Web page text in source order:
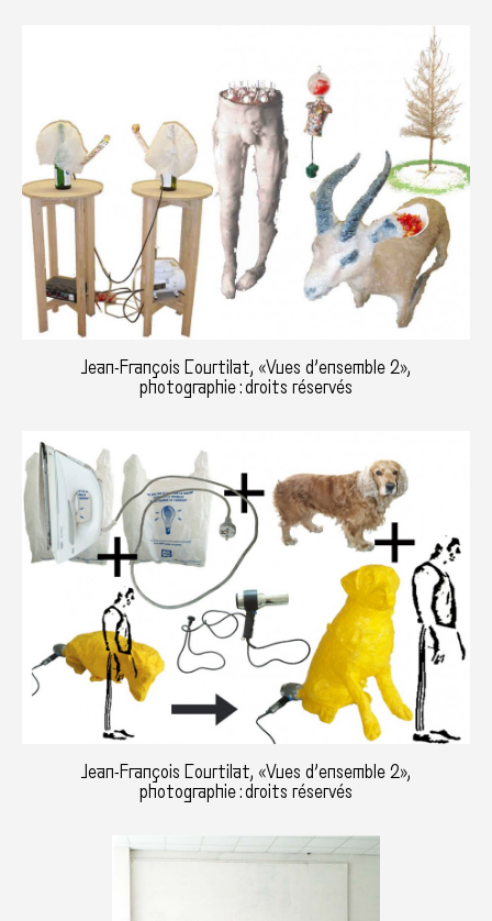
Jean-François Courtilat, «Vues d’ensemble 2»,
photographie : droits réservés
Jean-François Courtilat, «Vues d’ensemble 2»,
photographie : droits réservés